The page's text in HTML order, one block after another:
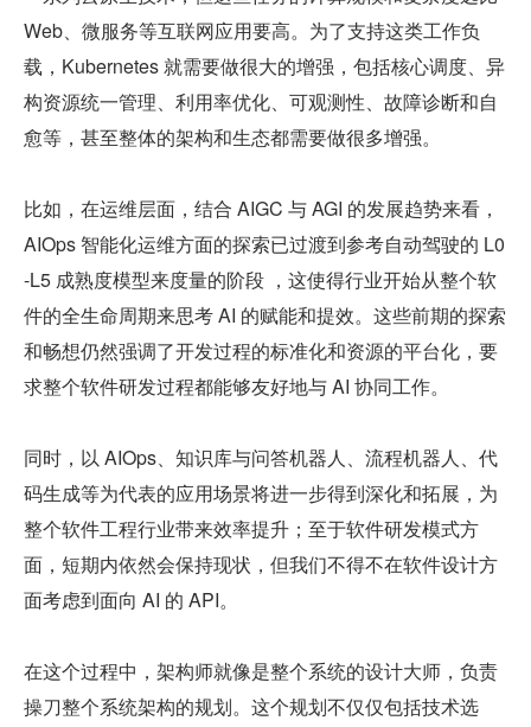
Web、微服务等互联网应用要高。为了支持这类工作负
载，Kubernetes 就需要做很大的增强，包括核心调度、异
构资源统一管理、利用率优化、可观测性、故障诊断和自
愈等，甚至整体的架构和生态都需要做很多增强。
比如，在运维层面，结合 AIGC 与 AGI 的发展趋势来看，
AIOps 智能化运维方面的探索已过渡到参考自动驾驶的 L0
-L5 成熟度模型来度量的阶段 ，这使得行业开始从整个软
件的全生命周期来思考 AI 的赋能和提效。这些前期的探索
和畅想仍然强调了开发过程的标准化和资源的平台化，要
求整个软件研发过程都能够友好地与 AI 协同工作。
同时，以 AIOps、知识库与问答机器人、流程机器人、代
码生成等为代表的应用场景将进一步得到深化和拓展，为
整个软件工程行业带来效率提升；至于软件研发模式方
面，短期内依然会保持现状，但我们不得不在软件设计方
面考虑到面向 AI 的 API。
在这个过程中，架构师就像是整个系统的设计大师，负责
操刀整个系统架构的规划。这个规划不仅仅包括技术选